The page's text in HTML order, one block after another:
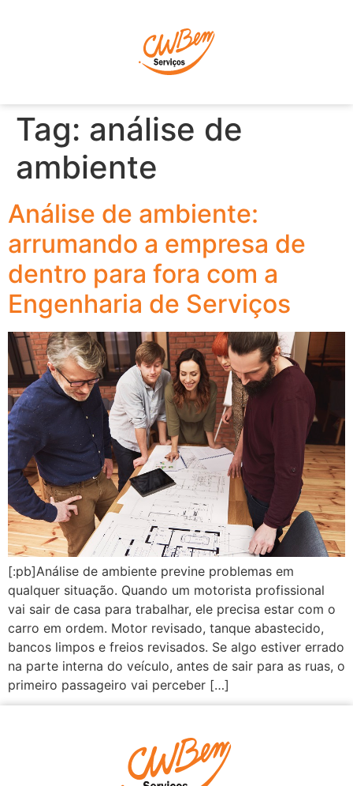
Tag: análise de
ambiente
Análise de ambiente:
arrumando a empresa de
dentro para fora com a
Engenharia de Serviços
[:pb]Análise de ambiente previne problemas em
qualquer situação. Quando um motorista profissional
vai sair de casa para trabalhar, ele precisa estar com o
carro em ordem. Motor revisado, tanque abastecido,
bancos limpos e freios revisados. Se algo estiver errado
na parte interna do veículo, antes de sair para as ruas, o
primeiro passageiro vai perceber […]